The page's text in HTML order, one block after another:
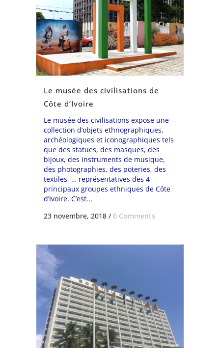
Le musée des civilisations de
Côte d’Ivoire
Le musée des civilisations expose une
collection d’objets ethnographiques,
archéologiques et iconographiques tels
que des statues, des masques, des
bijoux, des instruments de musique,
des photographies, des poteries, des
textiles, … représentatives des 4
principaux groupes ethniques de Côte
d’Ivoire. C’est...
23 novembre, 2018 / 0 Comments